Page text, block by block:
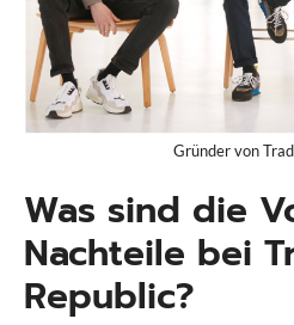
Gründer von
Was sind die
Nachteile bei
Republic?